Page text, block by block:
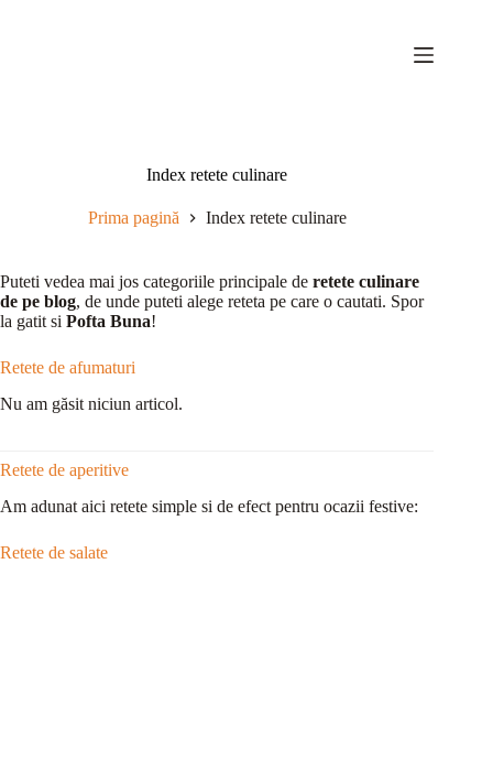
Index retete culinare
Prima pagină Index retete culinare
Puteti vedea mai jos categoriile principale de retete culinare
de pe blog, de unde puteti alege reteta pe care o cautati. Spor
la gatit si Pofta Buna!
Retete de afumaturi
Nu am găsit niciun articol.
Retete de aperitive
Am adunat aici retete simple si de efect pentru ocazii festive:
Retete de salate